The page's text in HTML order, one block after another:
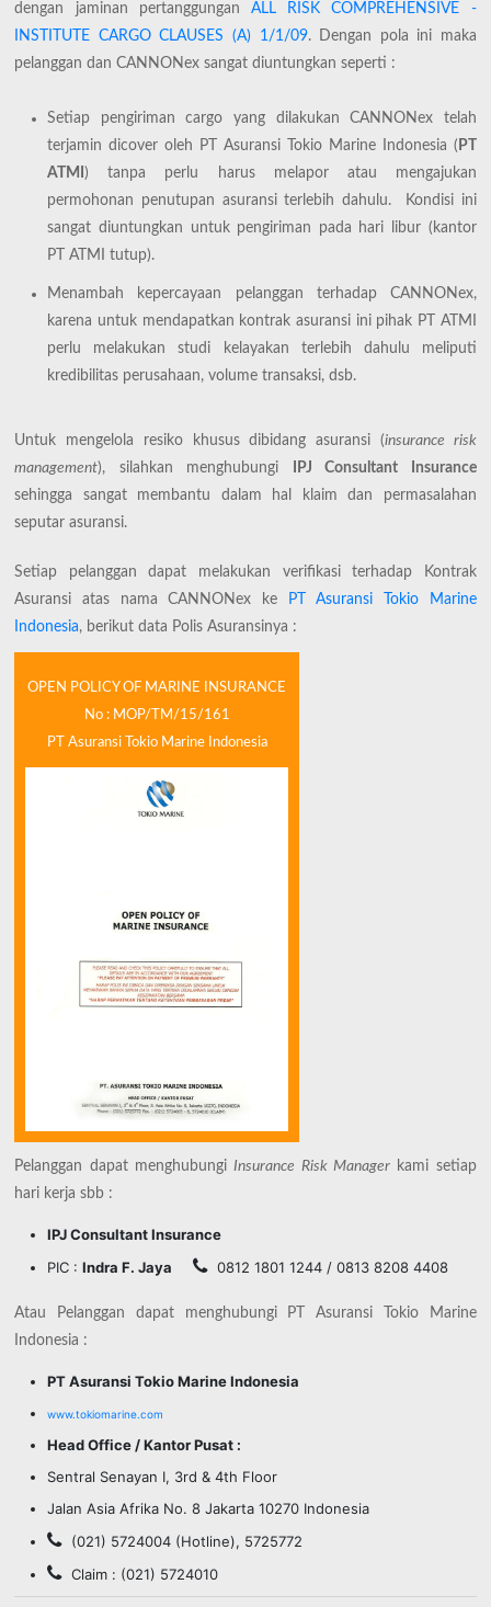
dengan jaminan pertanggungan ALL RISK COMPREHENSIVE -
INSTITUTE CARGO CLAUSES (A) 1/1/09. Dengan pola ini maka
pelanggan dan CANNONex sangat diuntungkan seperti :
Setiap pengiriman cargo yang dilakukan CANNONex telah
terjamin dicover oleh PT Asuransi Tokio Marine Indonesia ( PT
ATMI ) tanpa perlu harus melapor atau mengajukan
permohonan penutupan asuransi terlebih dahulu. Kondisi ini
sangat diuntungkan untuk pengiriman pada hari libur (kantor
PT ATMI tutup).
Menambah kepercayaan pelanggan terhadap CANNONex,
karena untuk mendapatkan kontrak asuransi ini pihak PT ATMI
perlu melakukan studi kelayakan terlebih dahulu meliputi
kredibilitas perusahaan, volume transaksi, dsb.
Untuk mengelola resiko khusus dibidang asuransi (insurance risk
management), silahkan menghubungi
IPJ Consultant Insurance
sehingga sangat membantu dalam hal klaim dan permasalahan
seputar asuransi.
Setiap pelanggan dapat melakukan verifikasi terhadap Kontrak
Asuransi atas nama CANNONex ke
PT Asuransi Tokio Marine
Indonesia, berikut data Polis Asuransinya :
OPEN POLICY OF MARINE INSURANCE
No : MOP/TM/15/161
PT Asuransi Tokio Marine Indonesia
Pelanggan dapat menghubungiInsurance Risk Managerkami setiap
hari kerja sbb :
IPJ Consultant Insurance
PIC :Indra F. Jaya 0812 1801 1244 / 0813 8208 4408
Atau Pelanggan dapat menghubungi PT Asuransi Tokio Marine
Indonesia :
PT Asuransi Tokio Marine Indonesia
www.tokiomarine.com
Head Office / Kantor Pusat :
Sentral Senayan I, 3rd & 4th Floor
Jalan Asia Afrika No. 8 Jakarta 10270 Indonesia
(021) 5724004 (Hotline), 5725772
Claim : (021) 5724010